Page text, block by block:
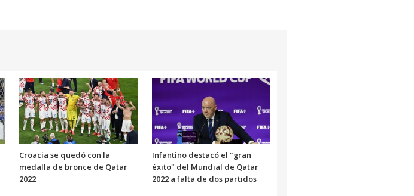
Croacia se quedó con la
medalla de bronce de Qatar
2022
Infantino destacó el "gran
éxito" del Mundial de Qatar
2022 a falta de dos partidos